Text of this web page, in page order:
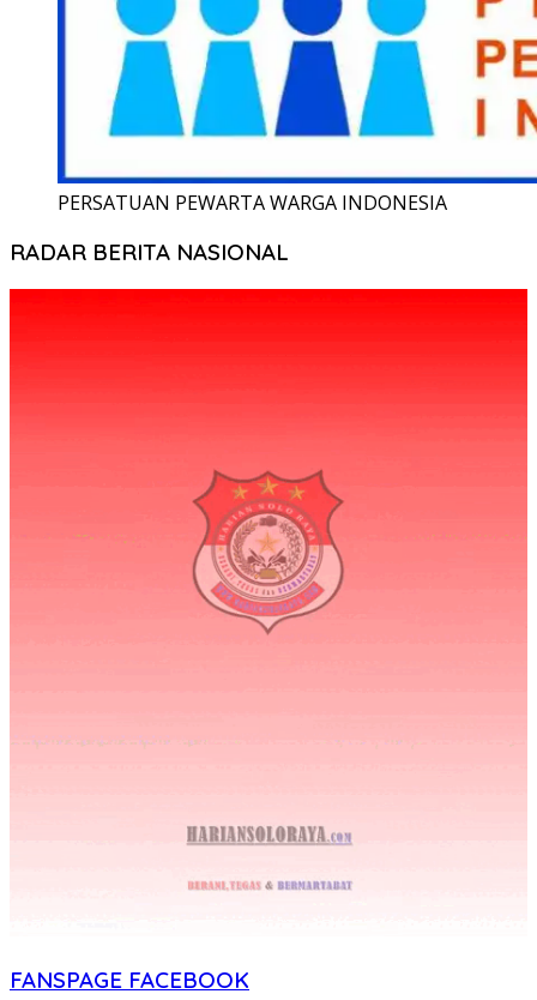
PERSATUAN PEWARTA WARGA INDONESIA
RADAR BERITA NASIONAL
FANSPAGE FACEBOOK